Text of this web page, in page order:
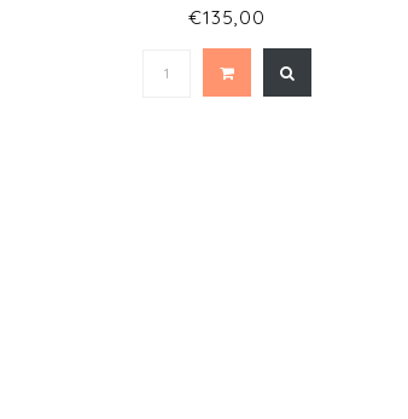
€135,00